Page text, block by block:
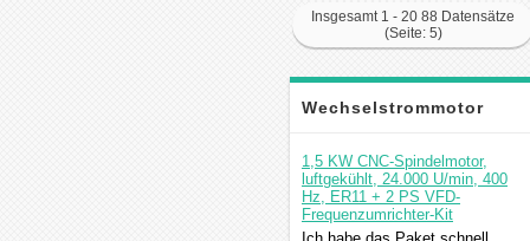
Insgesamt 1 - 20 88 Datensätze
(Seite: 5)
Wechselstrommotor
Kommentar
1,5 KW CNC-Spindelmotor,
luftgekühlt, 24.000 U/min, 400
Hz, ER11 + 2 PS VFD-
Frequenzumrichter-Kit